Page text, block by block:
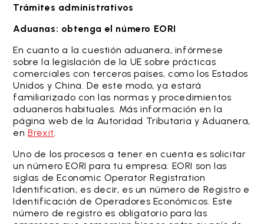
Trámites administrativos
Aduanas: obtenga el número EORI
En cuanto a la cuestión aduanera, infórmese
sobre la legislación de la UE sobre prácticas
comerciales con terceros países, como los Estados
Unidos y China. De este modo, ya estará
familiarizado con las normas y procedimientos
aduaneros habituales. Más información en la
página web de la Autoridad Tributaria y Aduanera,
enBrexit.
Uno de los procesos a tener en cuenta es solicitar
un número EORI para tu empresa. EORI son las
siglas de Economic Operator Registration
Identification, es decir, es un número de Registro e
Identificación de Operadores Económicos. Este
número de registro es obligatorio para las